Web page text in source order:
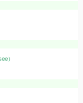
）